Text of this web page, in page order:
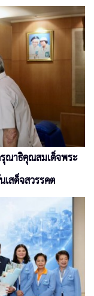
ณาธิคุณสมเด็จพระ
สด็จสวรรคต